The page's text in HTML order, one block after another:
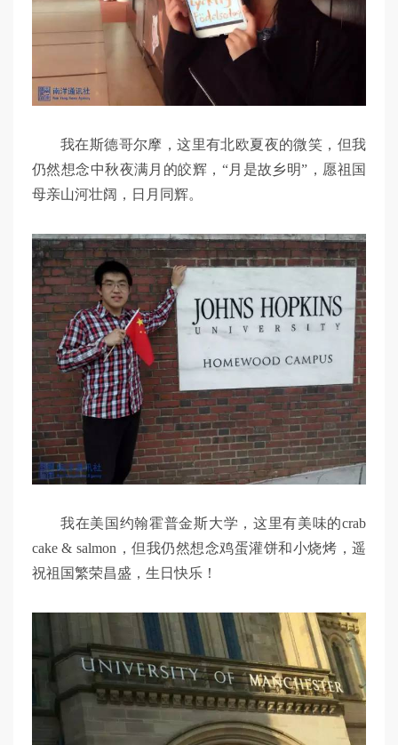
我在斯德哥尔摩，这里有北欧夏夜的微笑，但我
仍然想念中秋夜满月的皎辉，“月是故乡明”，愿祖国
母亲山河壮阔，日月同辉。
我在美国约翰霍普金斯大学，这里有美味的crab
cake & salmon，但我仍然想念鸡蛋灌饼和小烧烤，遥
祝祖国繁荣昌盛，生日快乐！